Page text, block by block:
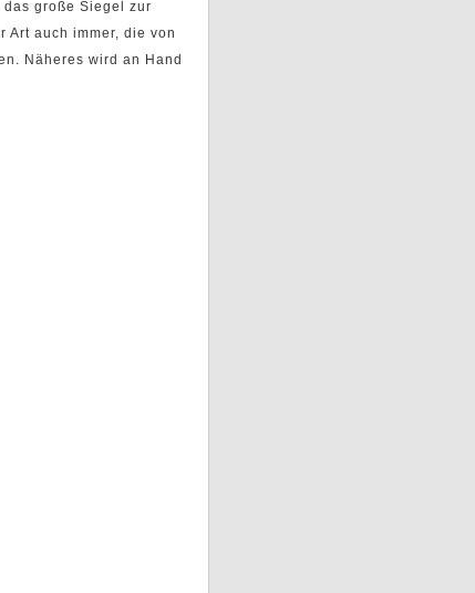
große Siegel zur
auch immer, die von
Näheres wird an Hand